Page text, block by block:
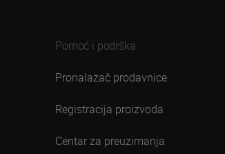
Pomoć i podrška
Pronalazač prodavnice
Registracija proizvoda
Centar za preuzimanja